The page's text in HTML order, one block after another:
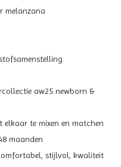
melanzana
aw25 newborn &
elkaar te mixen en matchen
maanden
stijlvol, kwaliteit